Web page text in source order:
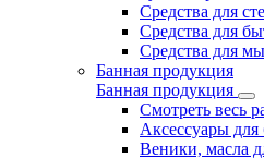
Средства для
Средства для
Средства для
Банная продукция
Банная продукция
Смотреть весь
Аксессуары для
Веники, масла